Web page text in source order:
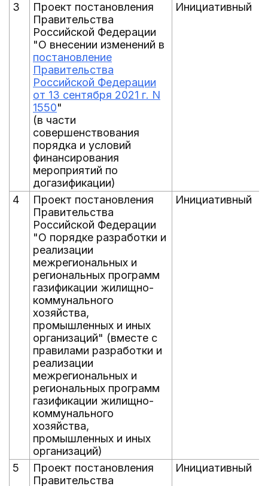
3
Проект постановления
Правительства
Российской Федерации
"О внесении изменений в
постановление
Правительства
Российской Федерации
от 13 сентября 2021 г. N
1550"
(в части
совершенствования
порядка и условий
финансирования
мероприятий по
догазификации)
Инициативный
4
Проект постановления
Правительства
Российской Федерации
"О порядке разработки и
реализации
межрегиональных и
региональных программ
газификации жилищно-
коммунального
хозяйства,
промышленных и иных
организаций" (вместе с
правилами разработки и
реализации
межрегиональных и
региональных программ
газификации жилищно-
коммунального
хозяйства,
промышленных и иных
организаций)
Инициативный
5
Проект постановления
Правительства
Инициативный